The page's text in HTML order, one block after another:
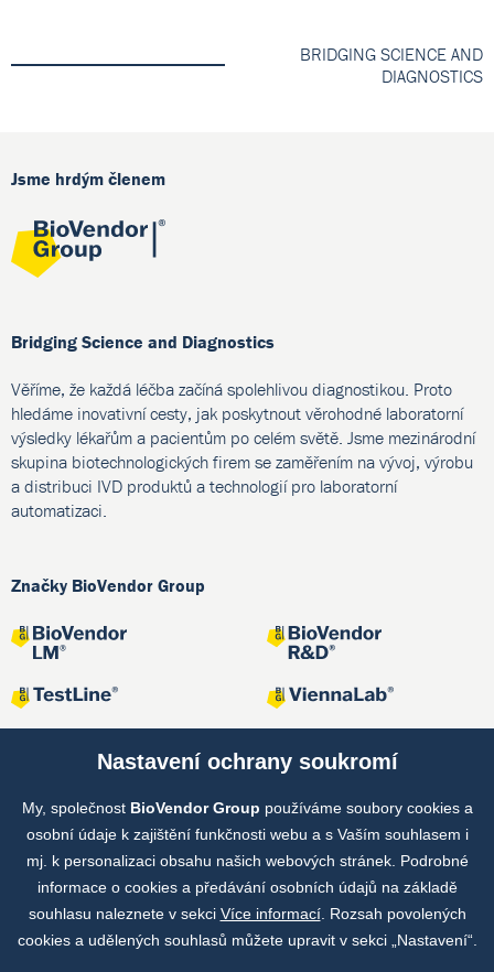
BRIDGING SCIENCE AND
DIAGNOSTICS
Jsme hrdým členem
Bridging Science and Diagnostics
Věříme, že každá léčba začíná spolehlivou diagnostikou. Proto
hledáme inovativní cesty, jak poskytnout věrohodné laboratorní
výsledky lékařům a pacientům po celém světě. Jsme mezinárodní
skupina biotechnologických firem se zaměřením na vývoj, výrobu
a distribuci IVD produktů a technologií pro laboratorní
automatizaci.
Značky BioVendor Group
Společné projekty
Nastavení ochrany soukromí
My, společnost BioVendor Group používáme soubory cookies a
osobní údaje k zajištění funkčnosti webu a s Vaším souhlasem i
mj. k personalizaci obsahu našich webových stránek. Podrobné
informace o cookies a předávání osobních údajů na základě
souhlasu naleznete v sekci Více informací. Rozsah povolených
cookies a udělených souhlasů můžete upravit v sekci „Nastavení“.